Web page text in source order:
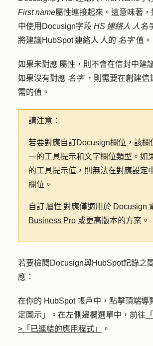
First name屬性連接起來。這意味著
中使用Docusign字段 HS 連絡人 人名
將建議HubSpot 連絡人 人的 名字值。
如果未對應 屬性，則不會在信封中建
如果沒有對應 名字，則需要在創建信
需的值。
請注意：
若要對應自訂Docusign欄位，該欄
一的工具提示和文字欄位類型 。如
的工具提示值，則無法在對應設定
欄位。
自訂 屬性 對應僅適用於 Docusign
Business Pro 或更高版本的方案。
若要檢閱Docusign與HubSpot記錄之
應：
在你的 HubSpot 帳戶中，點擊頂端導
定圖示」。在左側邊欄選單中，前往
>「已連結的應用程式」
。